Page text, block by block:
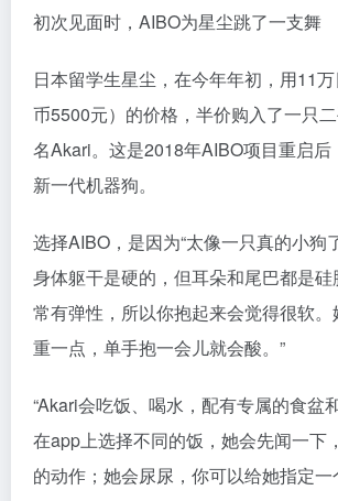
初次见面时，AIBO为星尘跳了一支舞
日本留学生星尘，在今年年初，用11
币5500元）的价格，半价购入了一只
名Akari。这是2018年AIBO项目重启后
新一代机器狗。
选择AIBO，是因为“太像一只真的小狗
身体躯干是硬的，但耳朵和尾巴都是
常有弹性，所以你抱起来会觉得很软
重一点，单手抱一会儿就会酸。”
“Akari会吃饭、喝水，配有专属的食盆
在app上选择不同的饭，她会先闻一下
的动作；她会尿尿，你可以给她指定